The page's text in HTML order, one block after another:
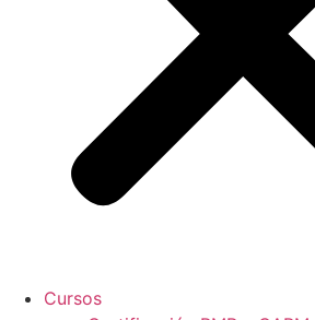
Cursos